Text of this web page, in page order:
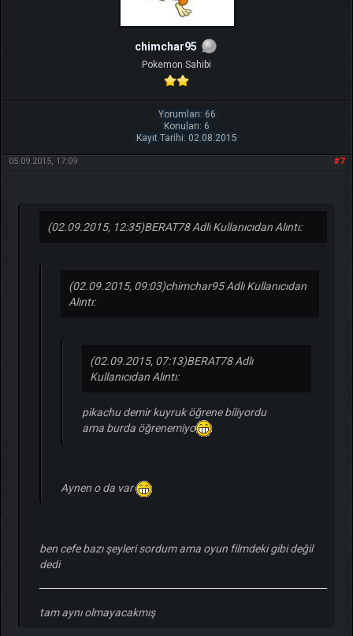
chimchar95
Pokemon Sahibi
Yorumları: 66
Konuları: 6
Kayıt Tarihi: 02.08.2015
#7
05.09.2015, 17:09
(02.09.2015, 12:35)BERAT78 Adlı Kullanıcıdan Alıntı:
(02.09.2015, 09:03)chimchar95 Adlı Kullanıcıdan
Alıntı:
(02.09.2015, 07:13)BERAT78 Adlı
Kullanıcıdan Alıntı:
pikachu demir kuyruk öğrene biliyordu
ama burda öğrenemiyo
Aynen o da var
ben cefe bazı şeyleri sordum ama oyun filmdeki gibi değil
dedi
tam aynı olmayacakmış